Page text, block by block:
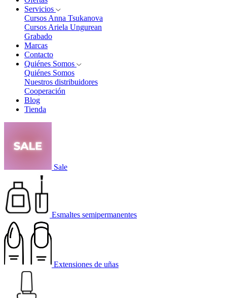
Servicios
Cursos Anna Tsukanova
Cursos Ariela Ungurean
Grabado
Marcas
Contacto
Quiénes Somos
Quiénes Somos
Nuestros distribuidores
Cooperación
Blog
Tienda
Sale
Esmaltes semipermanentes
Extensiones de uñas